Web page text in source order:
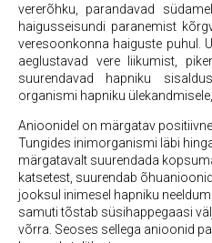
vererõhku, parandavad
haigusseisundi paranemist
veresoonkonna haiguste puhul.
aeglustavad vere liikumist,
suurendavad hapniku
organismi hapniku
Anioonidel on märgatav
Tungides inimorganismi läbi
märgatavalt suurendada
katsetest, suurendab
jooksul inimesel hapniku
samuti tõstab süsihappegaasi
võrra. Seoses sellega anioonid